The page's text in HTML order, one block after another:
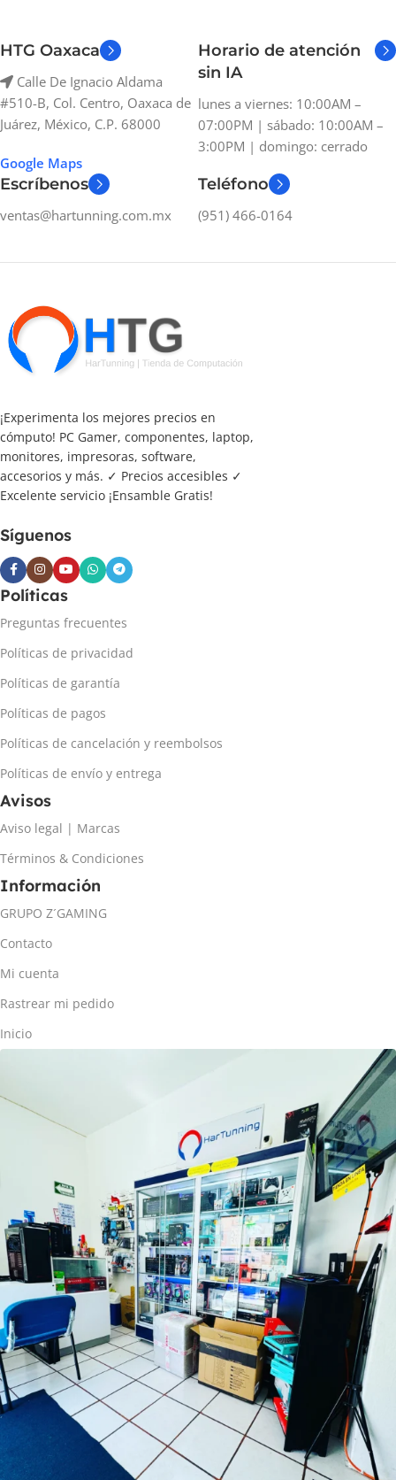
HTG Oaxaca
Calle De Ignacio Aldama
#510-B, Col. Centro, Oaxaca de
Juárez, México, C.P. 68000
Google Maps
Horario de atención
sin IA
lunes a viernes: 10:00AM –
07:00PM | sábado: 10:00AM –
3:00PM | domingo: cerrado
Escríbenos
ventas@hartunning.com.mx
Teléfono
(951) 466-0164
¡Experimenta los mejores precios en
cómputo! PC Gamer, componentes, laptop,
monitores, impresoras, software,
accesorios y más. ✓ Precios accesibles ✓
Excelente servicio ¡Ensamble Gratis!
Síguenos
Políticas
Preguntas frecuentes
Políticas de privacidad
Políticas de garantía
Políticas de pagos
Políticas de cancelación y reembolsos
Políticas de envío y entrega
Avisos
Aviso legal | Marcas
Términos & Condiciones
Información
GRUPO Z´GAMING
Contacto
Mi cuenta
Rastrear mi pedido
Inicio